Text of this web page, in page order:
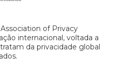
of Privacy
internacional, voltada a
da privacidade global